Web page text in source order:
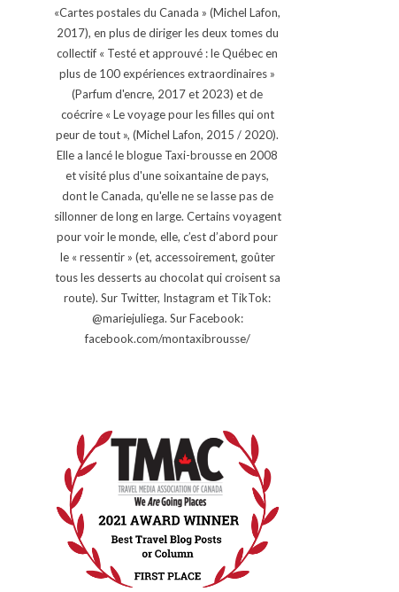
«Cartes postales du Canada » (Michel Lafon,
2017), en plus de diriger les deux tomes du
collectif « Testé et approuvé : le Québec en
plus de 100 expériences extraordinaires »
(Parfum d'encre, 2017 et 2023) et de
coécrire « Le voyage pour les filles qui ont
peur de tout », (Michel Lafon, 2015 / 2020).
Elle a lancé le blogue Taxi-brousse en 2008
et visité plus d'une soixantaine de pays,
dont le Canada, qu'elle ne se lasse pas de
sillonner de long en large. Certains voyagent
pour voir le monde, elle, c’est d’abord pour
le « ressentir » (et, accessoirement, goûter
tous les desserts au chocolat qui croisent sa
route). Sur Twitter, Instagram et TikTok:
@mariejuliega. Sur Facebook:
facebook.com/montaxibrousse/